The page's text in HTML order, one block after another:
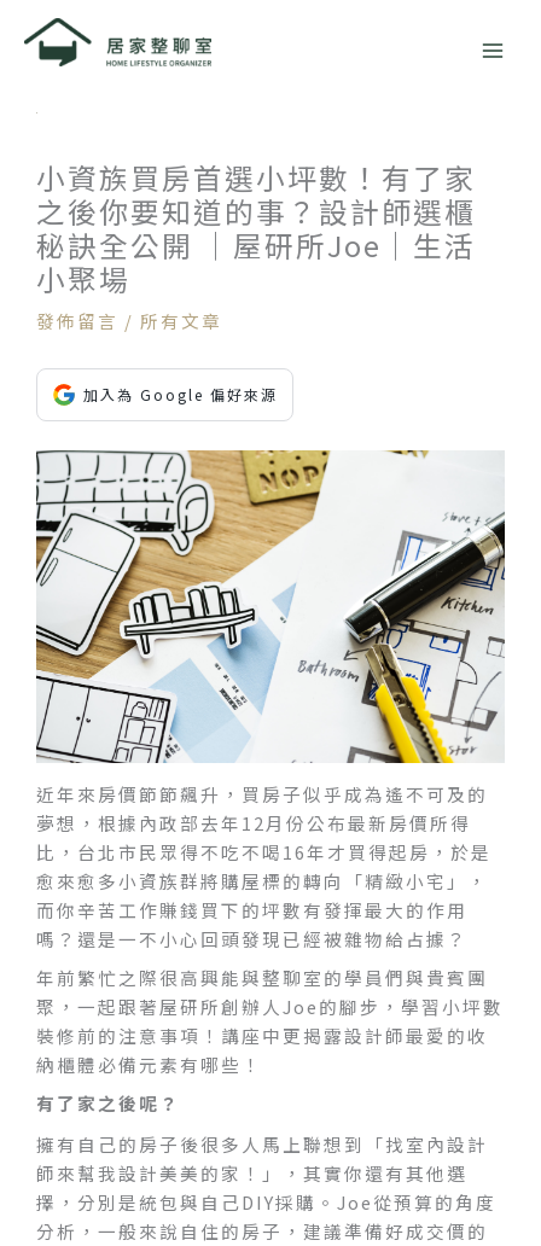
小資族買房首選小坪數！有了家
之後你要知道的事？設計師選櫃
秘訣全公開 ｜屋研所Joe｜生活
小聚場
發佈留言 / 所有文章
加入為 Google 偏好來源
近年來房價節節飆升，買房子似乎成為遙不可及的
夢想，根據內政部去年12月份公布最新房價所得
比，台北市民眾得不吃不喝16年才買得起房，於是
愈來愈多小資族群將購屋標的轉向「精緻小宅」，
而你辛苦工作賺錢買下的坪數有發揮最大的作用
嗎？還是一不小心回頭發現已經被雜物給占據？
年前繁忙之際很高興能與整聊室的學員們與貴賓團
聚，一起跟著屋研所創辦人Joe的腳步，學習小坪數
裝修前的注意事項！講座中更揭露設計師最愛的收
納櫃體必備元素有哪些！
有了家之後呢？
擁有自己的房子後很多人馬上聯想到「找室內設計
師來幫我設計美美的家！」，其實你還有其他選
擇，分別是統包與自己DIY採購。Joe從預算的角度
分析，一般來說自住的房子，建議準備好成交價的